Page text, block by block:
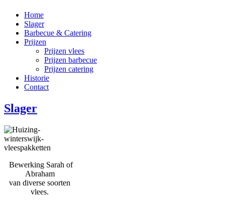
Home
Slager
Barbecue & Catering
Prijzen
Prijzen vlees
Prijzen barbecue
Prijzen catering
Historie
Contact
Slager
Bewerking Sarah of
Abraham
van diverse soorten
vlees.